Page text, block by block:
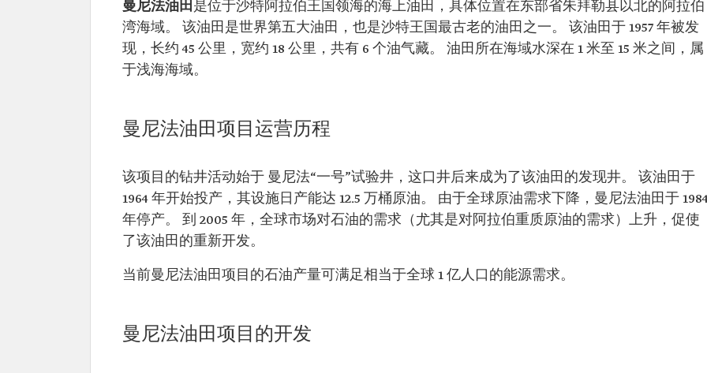
曼尼法油田 是位于沙特阿拉伯王国领海的海上油田，具体位置在东部省朱拜勒县以北的阿拉伯
湾海域。 该油田是世界第五大油田，也是沙特王国最古老的油田之一。 该油田于 1957 年被发
现，长约 45 公里，宽约 18 公里，共有 6 个油气藏。 油田所在海域水深在 1 米至 15 米之间，属
于浅海海域。
曼尼法油田项目运营历程
该项目的钻井活动始于 曼尼法“一号”试验井，这口井后来成为了该油田的发现井。 该油田于
1964 年开始投产，其设施日产能达 12.5 万桶原油。 由于全球原油需求下降，曼尼法油田于
年停产。 到 2005 年，全球市场对石油的需求（尤其是对阿拉伯重质原油的需求）上升，促使
了该油田的重新开发。
当前曼尼法油田项目的石油产量可满足相当于全球 1 亿人口的能源需求。
曼尼法油田项目的开发